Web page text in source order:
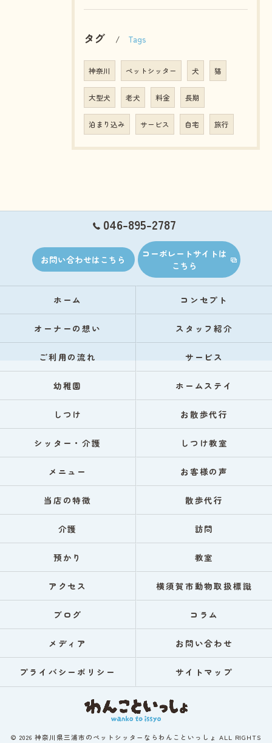
タグ Tags
神奈川 ペットシッター 犬 猫
大型犬 老犬 料金 長期
泊まり込み サービス 自宅 旅行
046-895-2787
お問い合わせはこちら
コーポレートサイトは
こちら
ホーム コンセプト
オーナーの想い スタッフ紹介
ご利用の流れ サービス
幼稚園 ホームステイ
しつけ お散歩代行
シッター・介護 しつけ教室
メニュー お客様の声
当店の特徴 散歩代行
介護 訪問
預かり 教室
アクセス 横須賀市動物取扱標識
ブログ コラム
メディア お問い合わせ
プライバシーポリシー サイトマップ
© 2026 神奈川県三浦市のペットシッターならわんこといっしょ ALL RIGHTS